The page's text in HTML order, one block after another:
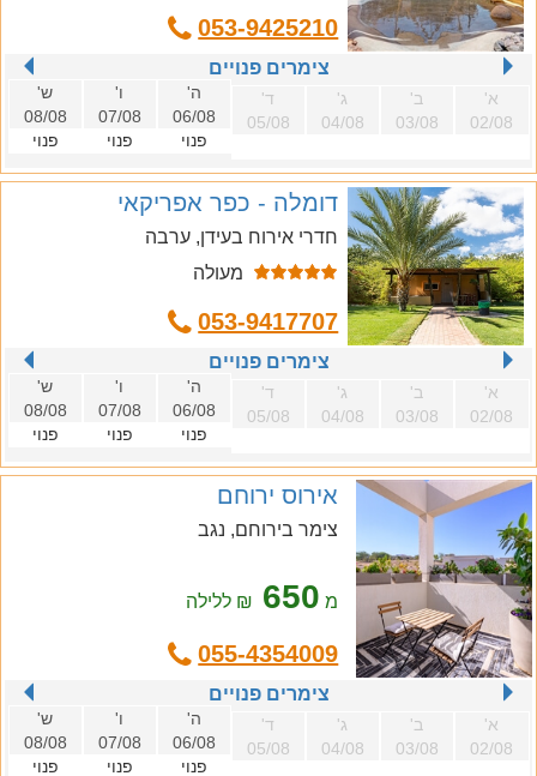
053-9425210
צימרים פנויים
א'
02/08
ב'
03/08
ג'
04/08
ד'
05/08
ה'
06/08
פנוי
ו'
07/08
פנוי
ש'
08/08
פנוי
דומלה - כפר אפריקאי
חדרי אירוח בעידן, ערבה
מעולה
053-9417707
צימרים פנויים
א'
02/08
ב'
03/08
ג'
04/08
ד'
05/08
ה'
06/08
פנוי
ו'
07/08
פנוי
ש'
08/08
פנוי
אירוס ירוחם
צימר בירוחם, נגב
מ 650 ₪ ללילה
055-4354009
צימרים פנויים
א'
02/08
ב'
03/08
ג'
04/08
ד'
05/08
ה'
06/08
פנוי
ו'
07/08
פנוי
ש'
08/08
פנוי